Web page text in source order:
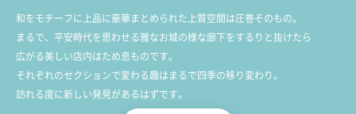
和をモチーフに上品に豪華まとめられた上質空間は圧巻そのもの。
まるで、平安時代を思わせる雅なお城の様な廊下をするりと抜けたら
広がる美しい店内はため息ものです。
それぞれのセクションで変わる趣はまるで四季の移り変わり。
訪れる度に新しい発見があるはずです。